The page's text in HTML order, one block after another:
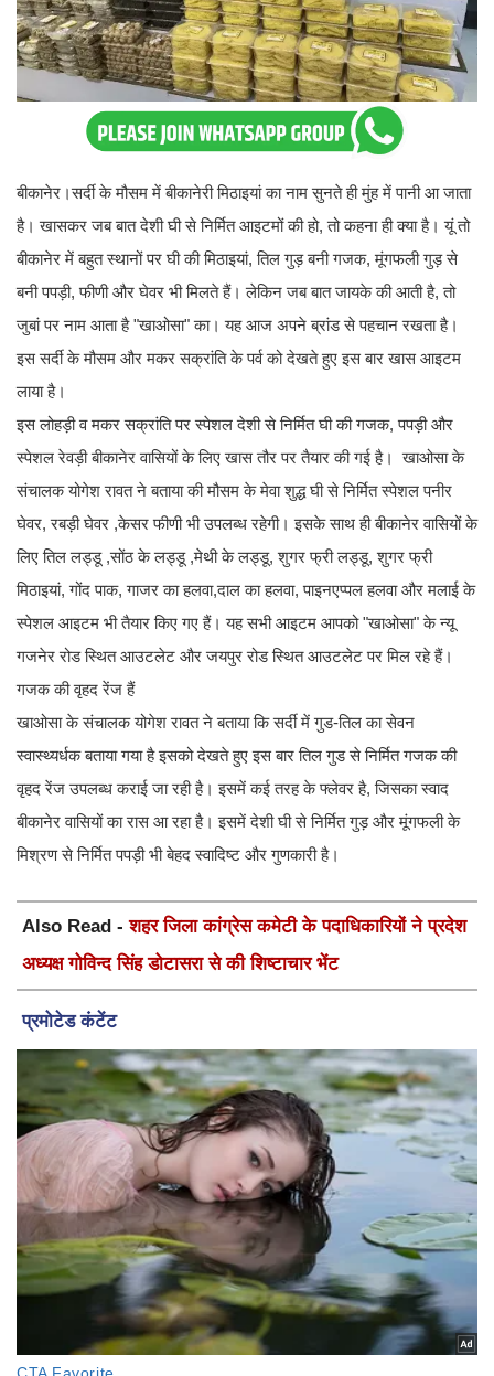
बीकानेर।सर्दी के मौसम में बीकानेरी मिठाइयां का नाम सुनते ही मुंह में पानी आ जाता
है। खासकर जब बात देशी घी से निर्मित आइटमों की हो, तो कहना ही क्या है। यूं तो
बीकानेर में बहुत स्थानों पर घी की मिठाइयां, तिल गुड़ बनी गजक, मूंगफली गुड़ से
बनी पपड़ी, फीणी और घेवर भी मिलते हैं। लेकिन जब बात जायके की आती है, तो
जुबां पर नाम आता है "खाओसा" का। यह आज अपने ब्रांड से पहचान रखता है।
इस सर्दी के मौसम और मकर सक्रांति के पर्व को देखते हुए इस बार खास आइटम
लाया है।
इस लोहड़ी व मकर सक्रांति पर स्पेशल देशी से निर्मित घी की गजक, पपड़ी और
स्पेशल रेवड़ी बीकानेर वासियों के लिए खास तौर पर तैयार की गई है। खाओसा के
संचालक योगेश रावत ने बताया की मौसम के मेवा शुद्ध घी से निर्मित स्पेशल पनीर
घेवर, रबड़ी घेवर ,केसर फीणी भी उपलब्ध रहेगी। इसके साथ ही बीकानेर वासियों के
लिए तिल लड्डू ,सोंठ के लड्डू ,मेथी के लड्डू, शुगर फ्री लड्डू, शुगर फ्री
मिठाइयां, गोंद पाक, गाजर का हलवा,दाल का हलवा, पाइनएप्पल हलवा और मलाई के
स्पेशल आइटम भी तैयार किए गए हैं। यह सभी आइटम आपको "खाओसा" के न्यू
गजनेर रोड स्थित आउटलेट और जयपुर रोड स्थित आउटलेट पर मिल रहे हैं।
गजक की वृहद रेंज हैं
खाओसा के संचालक योगेश रावत ने बताया कि सर्दी में गुड-तिल का सेवन
स्वास्थ्यर्धक बताया गया है इसको देखते हुए इस बार तिल गुड से निर्मित गजक की
वृहद रेंज उपलब्ध कराई जा रही है। इसमें कई तरह के फ्लेवर है, जिसका स्वाद
बीकानेर वासियों का रास आ रहा है। इसमें देशी घी से निर्मित गुड़ और मूंगफली के
मिश्रण से निर्मित पपड़ी भी बेहद स्वादिष्ट और गुणकारी है।
Also Read -शहर जिला कांग्रेस कमेटी के पदाधिकारियों ने प्रदेश
अध्यक्ष गोविन्द सिंह डोटासरा से की शिष्टाचार भेंट